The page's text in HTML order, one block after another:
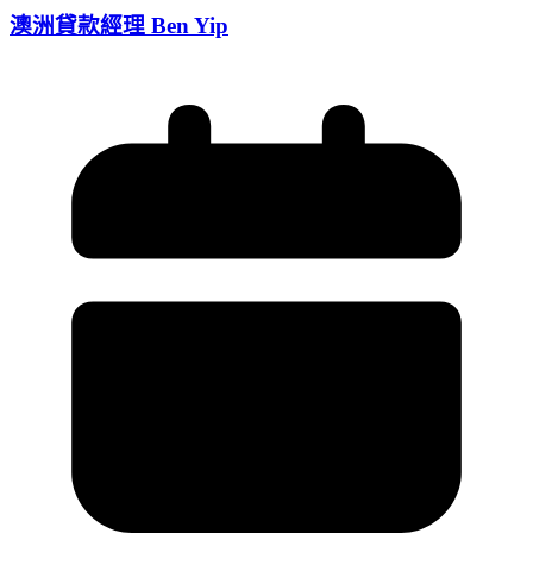
澳洲貸款經理 Ben Yip